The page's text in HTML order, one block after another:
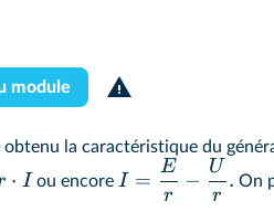
module
obtenu la caractéristique du
⋅ I ou encore I =
r
E
−
r
U
. On